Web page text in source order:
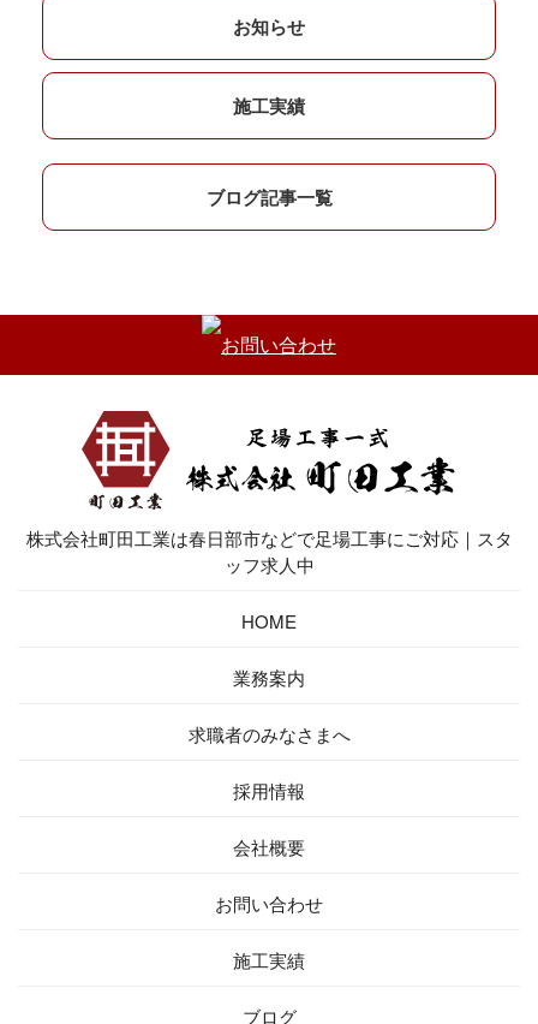
お知らせ
施工実績
ブログ記事一覧
株式会社町田工業は春日部市などで足場工事にご対応｜スタ
ッフ求人中
HOME
業務案内
求職者のみなさまへ
採用情報
会社概要
お問い合わせ
施工実績
ブログ